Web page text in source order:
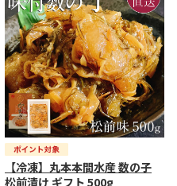
【冷凍】丸本本間水産 数の子
松前漬け ギフト 500g